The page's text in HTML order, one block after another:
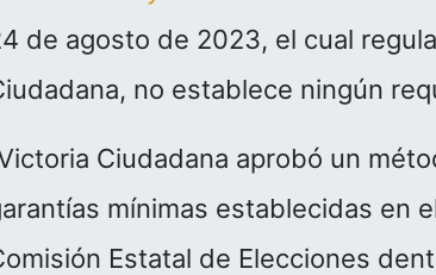
de agosto de 2023, el cual
no establece ningún
Ciudadana aprobó un
mínimas establecidas en
Estatal de Elecciones